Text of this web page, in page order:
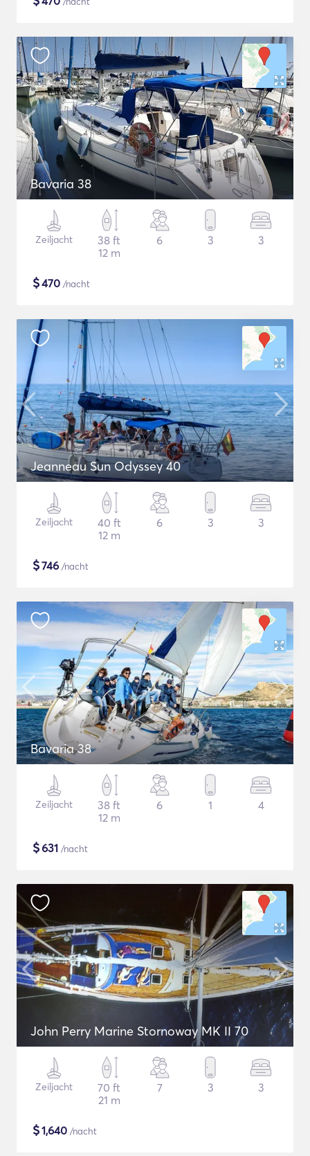
Bavaria 38
Zeiljacht
38 ft
12 m
6 3 3
$470 /nacht
Jeanneau Sun Odyssey 40
Zeiljacht
40 ft
12 m
6 3 3
$746 /nacht
Bavaria 38
Zeiljacht
38 ft
12 m
6 1 4
$631 /nacht
John Perry Marine Stornoway MK II 70
Zeiljacht
70 ft
21 m
7 3 3
$1,640 /nacht